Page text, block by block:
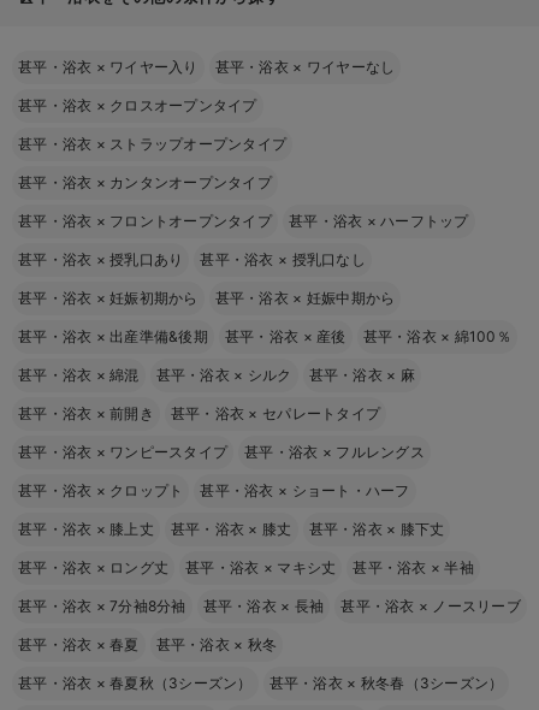
甚平・浴衣 × ワイヤー入り 甚平・浴衣 × ワイヤーなし
甚平・浴衣 × クロスオープンタイプ
甚平・浴衣 × ストラップオープンタイプ
甚平・浴衣 × カンタンオープンタイプ
甚平・浴衣 × フロントオープンタイプ 甚平・浴衣 ×ハーフトップ
甚平・浴衣 ×授乳口あり 甚平・浴衣 × 授乳口なし
甚平・浴衣 ×妊娠初期から 甚平・浴衣 × 妊娠中期から
甚平・浴衣 × 出産準備&後期 甚平・浴衣 × 産後 甚平・浴衣 × 綿100％
甚平・浴衣 ×綿混 甚平・浴衣 × シルク 甚平・浴衣 × 麻
甚平・浴衣 ×前開き 甚平・浴衣 × セパレートタイプ
甚平・浴衣 × ワンピースタイプ 甚平・浴衣 × フルレングス
甚平・浴衣 × クロップト 甚平・浴衣 × ショート・ハーフ
甚平・浴衣 × 膝上丈 甚平・浴衣 × 膝丈 甚平・浴衣 × 膝下丈
甚平・浴衣 × ロング丈 甚平・浴衣 × マキシ丈 甚平・浴衣 ×半袖
甚平・浴衣 ×7分袖8分袖 甚平・浴衣 × 長袖 甚平・浴衣 × ノースリーブ
甚平・浴衣 ×春夏 甚平・浴衣 × 秋冬
甚平・浴衣 ×春夏秋（3シーズン） 甚平・浴衣 × 秋冬春（3シーズン）